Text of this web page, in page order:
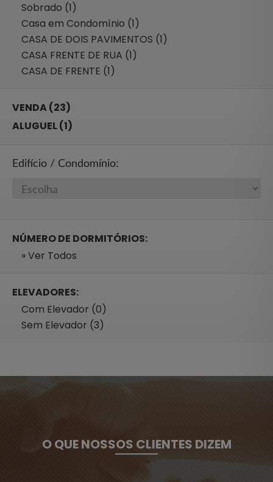
Sobrado (1)
Casa em Condomínio (1)
CASA DE DOIS PAVIMENTOS (1)
CASA FRENTE DE RUA (1)
CASA DE FRENTE (1)
VENDA (23)
ALUGUEL (1)
Edifício / Condomínio:
NÚMERO DE DORMITÓRIOS:
» Ver Todos
ELEVADORES:
Com Elevador (0)
Sem Elevador (3)
O QUE NOSSOS CLIENTES DIZEM